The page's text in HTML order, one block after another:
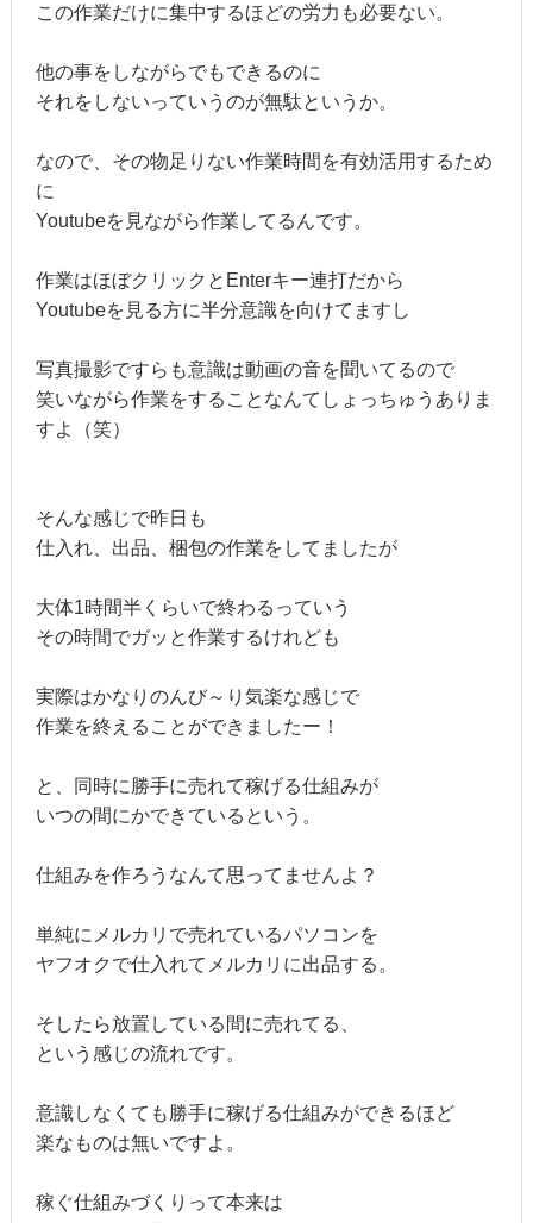
この作業だけに集中するほどの労力も必要ない。
他の事をしながらでもできるのに
それをしないっていうのが無駄というか。
なので、その物足りない作業時間を有効活用するため
に
Youtubeを見ながら作業してるんです。
作業はほぼクリックとEnterキー連打だから
Youtubeを見る方に半分意識を向けてますし
写真撮影ですらも意識は動画の音を聞いてるので
笑いながら作業をすることなんてしょっちゅうありま
すよ（笑）
そんな感じで昨日も
仕入れ、出品、梱包の作業をしてましたが
大体1時間半くらいで終わるっていう
その時間でガッと作業するけれども
実際はかなりのんび～り気楽な感じで
作業を終えることができましたー！
と、同時に勝手に売れて稼げる仕組みが
いつの間にかできているという。
仕組みを作ろうなんて思ってませんよ？
単純にメルカリで売れているパソコンを
ヤフオクで仕入れてメルカリに出品する。
そしたら放置している間に売れてる、
という感じの流れです。
意識しなくても勝手に稼げる仕組みができるほど
楽なものは無いですよ。
稼ぐ仕組みづくりって本来は